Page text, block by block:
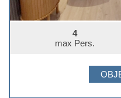
4
max Pers.